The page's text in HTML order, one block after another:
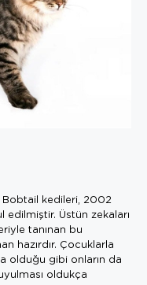
Bobtail kedileri, 2002
edilmiştir. Üstün zekaları
tanınan bu
hazırdır. Çocuklarla
olduğu gibi onların da
oldukça